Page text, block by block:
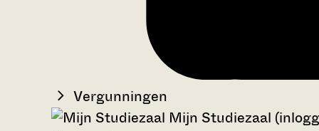
Vergunningen
Mijn Studiezaal